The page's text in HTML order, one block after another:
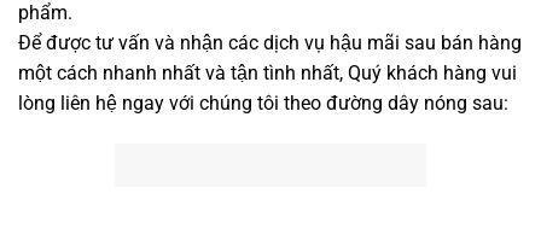
phẩm.
Để được tư vấn và nhận các dịch vụ hậu mãi sau bán hàng
một cách nhanh nhất và tận tình nhất, Quý khách hàng vui
lòng liên hệ ngay với chúng tôi theo đường dây nóng sau: